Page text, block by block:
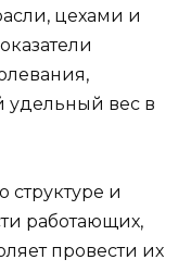
цехами и
удельный вес в
структуре и
работающих,
провести их